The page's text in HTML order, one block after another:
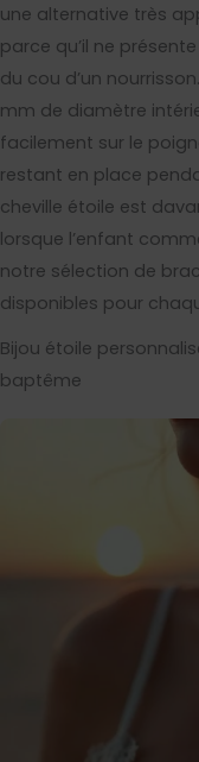
une alternative très
parce qu’il ne
du cou d’un
mm de diamètre
facilement sur le
restant en place
cheville étoile est
lorsque l’enfant
notre sélection de
disponibles pour
Bijou étoile
baptême